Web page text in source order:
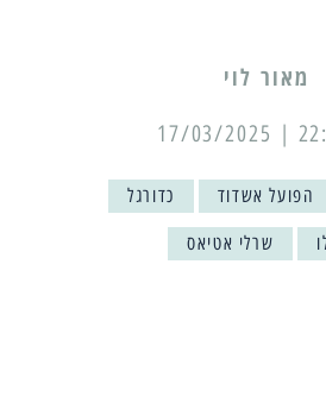
מאור לוי
22:27 |
הפועל אשדוד כדורגל
שרלי אטיאס